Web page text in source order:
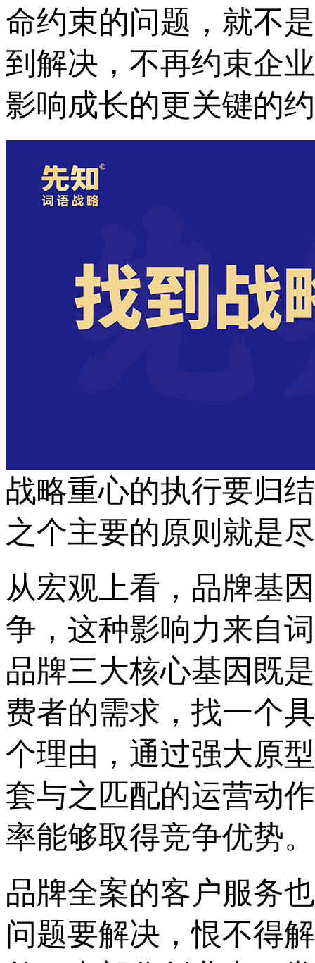
命约束的问题 ， 就不
到解决 ， 不再约束企
影响成长的更关键的
战略重心的执行要归
之个主要的原则就是
从宏观上看，品牌基
争，这种影响力来自
品牌三大核心基因既
费者的需求，找一个
个理由，通过强大原
套与之匹配的运营动
率能够取得竞争优势。
品牌全案的客户服务
问题要解决，恨不得